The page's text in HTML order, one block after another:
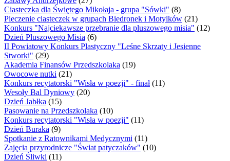
Ciasteczka dla Świętego Mikołaja - grupa "Sówki" (8)
Pieczenie ciasteczek w grupach Biedronek i Motylków (21)
Konkurs "Najciekawsze przebranie dla pluszowego misia" (12)
Dzień Pluszowego Misia (6)
II Powiatowy Konkurs Plastyczny "Leśne Skrzaty i Jesienne
Stworki" (29)
Akademia Finansów Przedszkolaka (19)
Owocowe nutki (21)
Konkurs recytatorski "Wisła w poezji" - finał (11)
Wesoły Bal Dyniowy (20)
Dzień Jabłka (15)
Pasowanie na Przedszkolaka (10)
Konkurs recytatorski "Wisła w poezji" (11)
Dzień Buraka (9)
Spotkanie z Ratownikami Medycznymi (11)
Zajęcia przyrodnicze "Świat patyczaków" (10)
Dzień Śliwki (11)